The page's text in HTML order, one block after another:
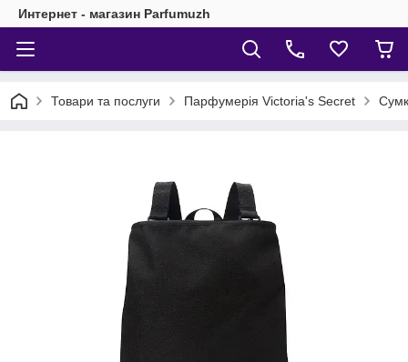
Интернет - магазин Parfumuzh
Товари та послуги Парфумерія Victoria's Secret